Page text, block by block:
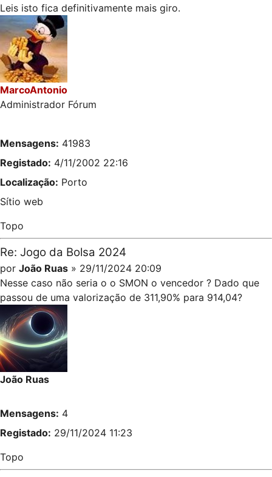
Leis isto fica definitivamente mais giro.
MarcoAntonio
Administrador Fórum
Mensagens: 41983
Registado: 4/11/2002 22:16
Localização: Porto
Sítio web
Topo
Re: Jogo da Bolsa 2024
por João Ruas » 29/11/2024 20:09
Nesse caso não seria o o SMON o vencedor ? Dado que
passou de uma valorização de 311,90% para 914,04?
João Ruas
Mensagens: 4
Registado: 29/11/2024 11:23
Topo